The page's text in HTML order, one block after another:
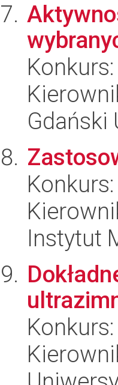
Konkurs:
Gdański
Konkurs:
Instytut
Konkurs: